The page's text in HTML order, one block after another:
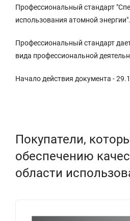
Профессиональный стандарт
использования атомной
Профессиональный стандарт
вида профессиональной
Начало действия документа -
Покупатели,
обеспечению
области